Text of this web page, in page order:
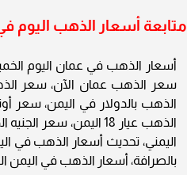
متابعة أسعار الذهب اليوم في
سعر الذهب عمان الآن، سعر
الذهب عيار 18 اليمن،
اليمني، تحديث أسعار الذهب في
بالصرافة، أسعار الذهب في